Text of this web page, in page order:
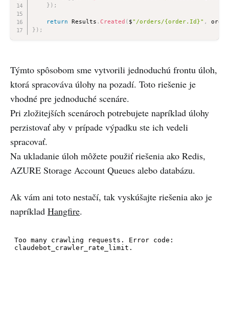
} ) ;
return Results . Created ( $"/orders/{order.Id}" , order
} ) ;
Týmto spôsobom sme vytvorili jednoduchú frontu úloh,
ktorá spracováva úlohy na pozadí. Toto riešenie je
vhodné pre jednoduché scenáre.
Pri zložitejších scenároch potrebujete napríklad úlohy
perzistovať aby v prípade výpadku ste ich vedeli
spracovať.
Na ukladanie úloh môžete použiť riešenia ako Redis,
AZURE Storage Account Queues alebo databázu.
Ak vám ani toto nestačí, tak vyskúšajte riešenia ako je
napríklad Hangfire.